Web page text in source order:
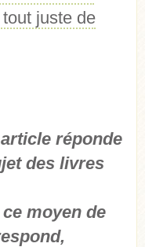
juste de
réponde
des livres
moyen de